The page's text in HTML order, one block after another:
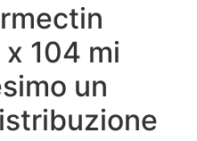
104 mi
un